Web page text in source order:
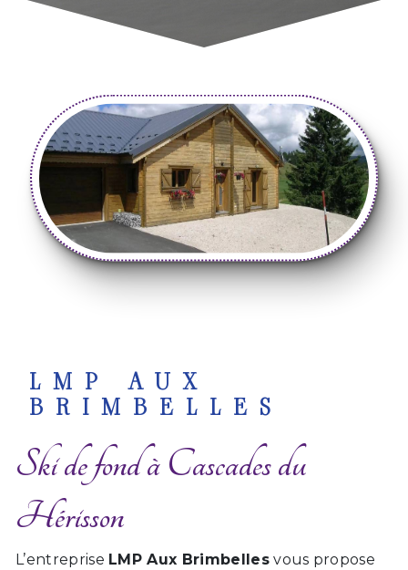
LMP AUX
BRIMBELLES
Ski de fond à Cascades du
Hérisson
L’entreprise LMP Aux Brimbellesvous propose